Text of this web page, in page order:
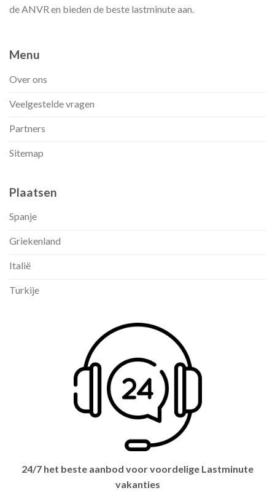
de ANVR en bieden de beste lastminute aan.
Menu
Over ons
Veelgestelde vragen
Partners
Sitemap
Plaatsen
Spanje
Griekenland
Italië
Turkije
24/7 het beste aanbod voor voordelige Lastminute
vakanties